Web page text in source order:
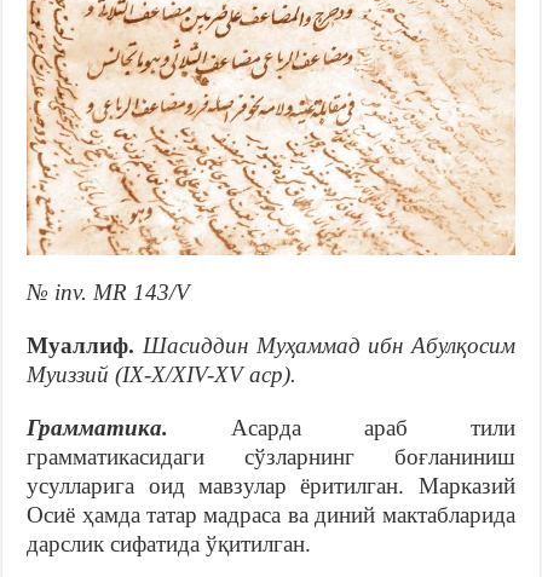
№ inv. MR 143/V
Муаллиф. Шасиддин Муҳаммад ибн Абулқосим
Муиззий (IX-X/XIV-XV аср).
Грамматика. Асарда араб тили
грамматикасидаги сўзларнинг боғланиниш
усулларига оид мавзулар ёритилган. Марказий
Осиё ҳамда татар мадраса ва диний мактабларида
дарслик сифатида ўқитилган.